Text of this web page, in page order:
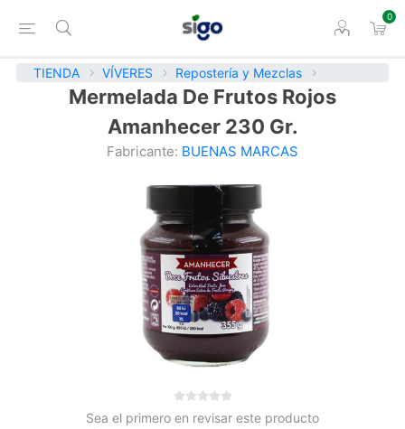
0
TIENDA VÍVERES Repostería y Mezclas
Mermelada De Frutos Rojos
Amanhecer 230 Gr.
Fabricante: BUENAS MARCAS
Sea el primero en revisar este producto